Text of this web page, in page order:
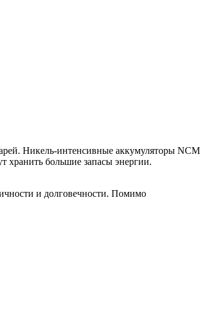
Никель-интенсивные аккумуляторы NCM
хранить большие запасы энергии.
и долговечности. Помимо